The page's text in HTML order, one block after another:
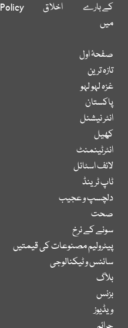
کے بارے
میں
اخلاق
Policy
صفحۂ اول
تازہ ترین
غزہ لہو لہو
پاکستان
انٹر نیشنل
کھیل
انٹرٹینمنٹ
لائف اسٹائل
ٹاپ ٹرینڈ
دلچسپ و عجیب
صحت
سونے کے نرخ
پیٹرولیم مصنوعات کی قیمتیں
سائنس و ٹیکنالوجی
بلاگ
بزنس
ویڈیوز